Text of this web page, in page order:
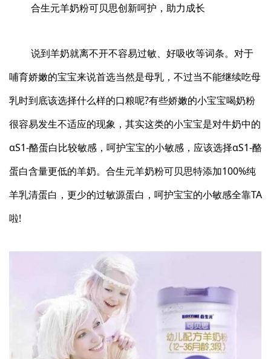
合生元羊奶粉可贝思创新呵护，助力成长
说到羊奶就离不开不容易过敏、好吸收等词条。对于
哺育娇嫩的宝宝来说首选当然是母乳，不过当不能继续吃母
乳时到底该选择什么样的口粮呢?有些娇嫩的小宝宝喝奶粉
很容易发生不适应的现象，其实这类的小宝宝是对牛奶中的
αS1-酪蛋白比较敏感，呵护宝宝的小敏感，应该选择αS1-酪
蛋白含量更低的羊奶。合生元羊奶粉可贝思特添加100%纯
羊乳清蛋白，更少的过敏源蛋白，呵护宝宝的小敏感全靠TA
啦!